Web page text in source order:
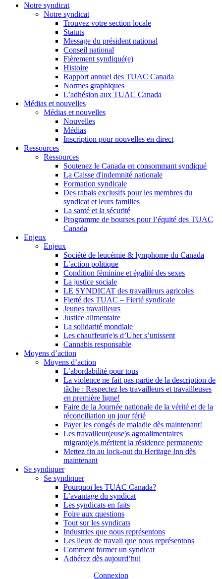
Notre syndicat
Notre syndicat
Trouvez votre section locale
Statuts
Message du président national
Conseil national
Fièrement syndiqué(e)
Histoire
Rapport annuel des TUAC Canada
Normes graphiques
L’adhésion aux TUAC Canada
Médias et nouvelles
Médias et nouvelles
Nouvelles
Médias
Inscription pour nouvelles en direct
Ressources
Ressources
Soutenez le Canada en consommant syndiqué
La Caisse d'indemnité nationale
Formation syndicale
Des rabais exclusifs pour les membres du
syndicat et leurs families
La santé et la sécurité
Programme de bourses pour l’équité des TUAC
Canada
Enjeux
Enjeux
Société de leucémie & lymphome du Canada
L’action politique
Condition féminine et égalité des sexes
La justice sociale
LE SYNDICAT des travailleurs agricoles
Fierté des TUAC – Fierté syndicale
Jeunes travailleurs
Justice alimentaire
La solidarité mondiale
Les chauffeur(e)s d’Uber s’unissent
Cannabis responsable
Moyens d’action
Moyens d’action
L’abordabilité pour tous
La violence ne fait pas partie de la description de
tâche : Respectez les travailleurs et travailleuses
en première ligne!
Faire de la Journée nationale de la vérité et de la
réconciliation un jour férié
Payer les congés de maladie dès maintenant!
Les travailleur(euse)s agroalimentaires
migrant(e)s méritent la résidence permanente
Mettez fin au lock-out du Heritage Inn dès
maintenant
Se syndiquer
Se syndiquer
Pourquoi les TUAC Canada?
L’avantage du syndicat
Les syndicats en faits
Foire aux questions
Tout sur les syndicats
Industries que nous représentons
Les lieux de travail que nous représentons
Comment former un syndicat
Adhérez dès aujourd’hui
Connexion